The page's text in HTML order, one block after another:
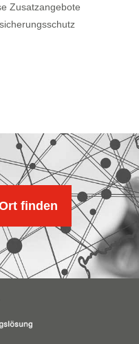
Zusatzangebote
finden